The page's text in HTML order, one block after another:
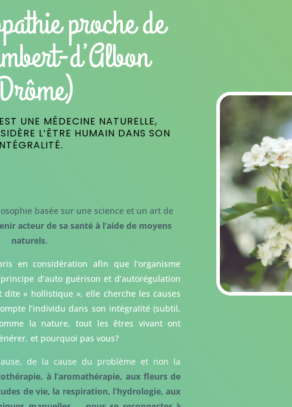
proche de
d’Albon
UNE MÉDECINE NATURELLE,
L’ÊTRE HUMAIN DANS SON
basée sur une science et un art de
acteur de sa santé à l’aide de moyens
naturels.
en considération afin que l’organisme
d’auto guérison et d’autorégulation
« hollistique », elle cherche les causes
l’individu dans son intégralité (subtil,
la nature, tout les êtres vivant ont
et pourquoi pas vous?
de la cause du problème et non la
à l’aromathérapie, aux fleurs de
de vie, la respiration, l’hydrologie, aux